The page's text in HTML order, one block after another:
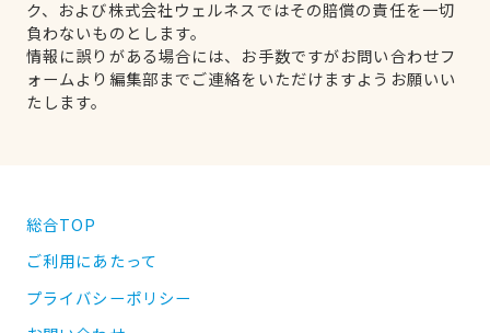
ク、および株式会社ウェルネスではその賠償の責任を一切
負わないものとします。
情報に誤りがある場合には、お手数ですがお問い合わせフ
ォームより編集部までご連絡をいただけますようお願いい
たします。
総合TOP
ご利用にあたって
プライバシーポリシー